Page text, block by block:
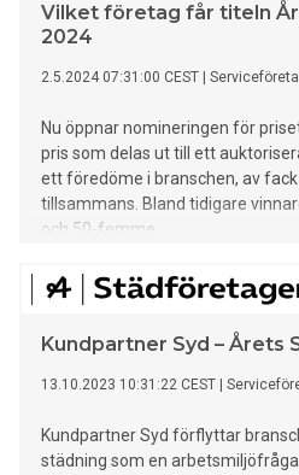
Vilket företag får titeln
2024
2.5.2024 07:31:00 CEST
Nu öppnar nomineringen för
pris som delas ut till ett
ett föredöme i branschen, av
tillsammans. Bland tidigare
och 50-femme.
Kundpartner Syd – Årets
13.10.2023 10:31:22 CEST
Kundpartner Syd förflyttar
städning som en